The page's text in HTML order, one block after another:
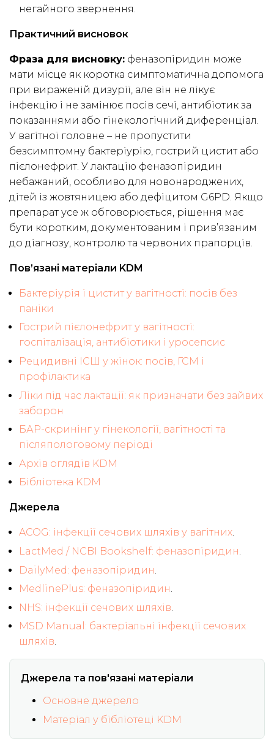
негайного звернення.
Практичний висновок
Фраза для висновку: феназопіридин може
мати місце як коротка симптоматична допомога
при вираженій дизурії, але він не лікує
інфекцію і не замінює посів сечі, антибіотик за
показаннями або гінекологічний диференціал.
У вагітної головне – не пропустити
безсимптомну бактеріурію, гострий цистит або
пієлонефрит. У лактацію феназопіридин
небажаний, особливо для новонароджених,
дітей із жовтяницею або дефіцитом G6PD. Якщо
препарат усе ж обговорюється, рішення має
бути коротким, документованим і прив’язаним
до діагнозу, контролю та червоних прапорців.
Пов’язані матеріали KDM
Бактеріурія і цистит у вагітності: посів без
паніки
Гострий пієлонефрит у вагітності:
госпіталізація, антибіотики і уросепсис
Рецидивні ІСШ у жінок: посів, ГСМ і
профілактика
Ліки під час лактації: як призначати без зайвих
заборон
БАР-скринінг у гінекології, вагітності та
післяпологовому періоді
Архів оглядів KDM
Бібліотека KDM
Джерела
ACOG: інфекції сечових шляхів у вагітних.
LactMed / NCBI Bookshelf: феназопіридин.
DailyMed: феназопіридин
MedlinePlus: феназопіридин.
NHS: інфекції сечових шляхів
MSD Manual: бактеріальні інфекції сечових
шляхів.
Джерела та пов'язані матеріали
Основне джерело
Матеріал у бібліотеці KDM